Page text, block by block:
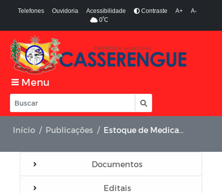
Telefones Ouvidoria Acessibilidade Contraste A+
A-
0ºC
Menu
Início Publicações Estoque de Medicamento
Documentos
Editais